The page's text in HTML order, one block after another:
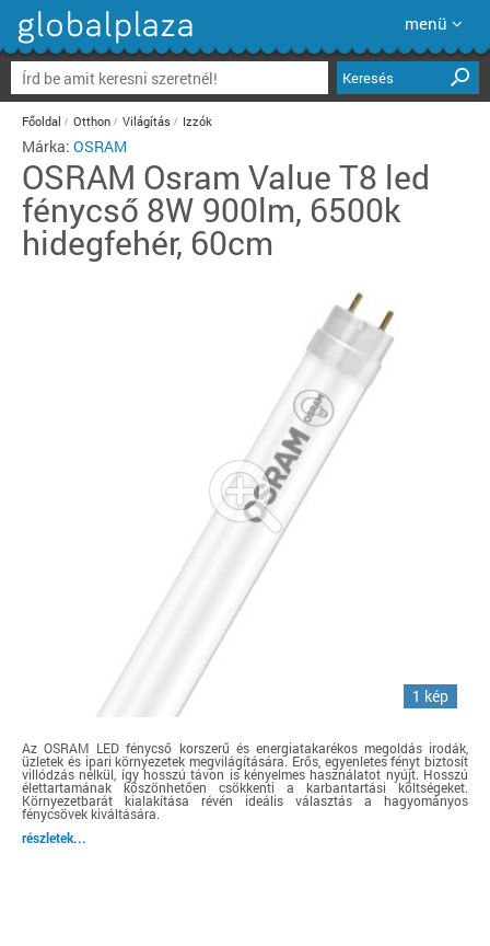
menü
Keresés
Főoldal Otthon Világítás Izzók
Márka: OSRAM
OSRAM Osram Value T8 led
fénycső 8W 900lm, 6500k
hidegfehér, 60cm
1 kép
Az OSRAM LED fénycső korszerű és energiatakarékos megoldás irodák,
üzletek és ipari környezetek megvilágítására. Erős, egyenletes fényt biztosít
villódzás nélkül, így hosszú távon is kényelmes használatot nyújt. Hosszú
élettartamának köszönhetően csökkenti a karbantartási költségeket.
Környezetbarát kialakítása révén ideális választás a hagyományos
fénycsövek kiváltására.
részletek...